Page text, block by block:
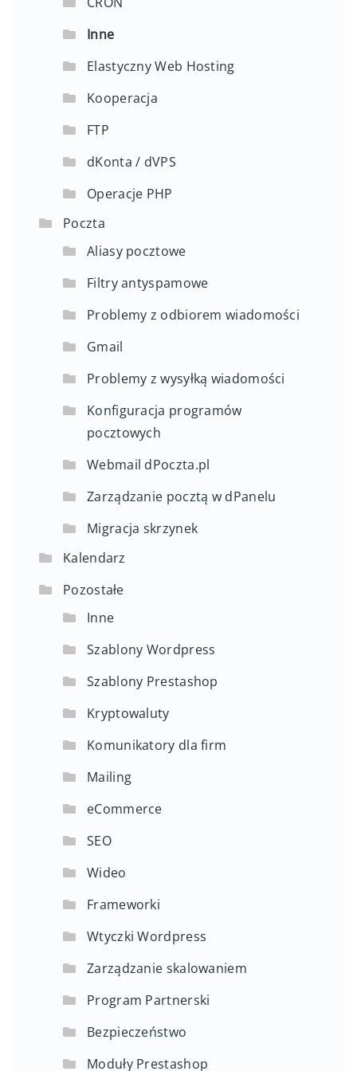
Inne
Elastyczny Web Hosting
Kooperacja
FTP
dKonta / dVPS
Operacje PHP
Poczta
Aliasy pocztowe
Filtry antyspamowe
Problemy z odbiorem wiadomości
Gmail
Problemy z wysyłką wiadomości
Konfiguracja programów
pocztowych
Webmail dPoczta.pl
Zarządzanie pocztą w dPanelu
Migracja skrzynek
Kalendarz
Pozostałe
Inne
Szablony Wordpress
Szablony Prestashop
Kryptowaluty
Komunikatory dla firm
Mailing
eCommerce
SEO
Wideo
Frameworki
Wtyczki Wordpress
Zarządzanie skalowaniem
Program Partnerski
Bezpieczeństwo
Moduły Prestashop